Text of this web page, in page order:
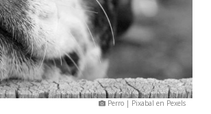
Perro | Pixabal en Pexels